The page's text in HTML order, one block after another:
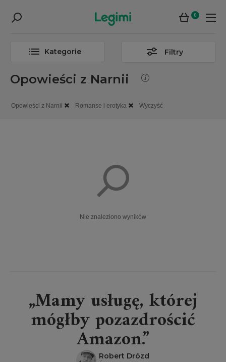
0
Kategorie Filtry
Opowieści z Narnii
Opowieści z Narnii Romanse i erotyka Wyczyść
Nie znaleziono wyników
„Mamy usługę, której
mógłby pozazdrościć
Amazon.”
Robert Drózd